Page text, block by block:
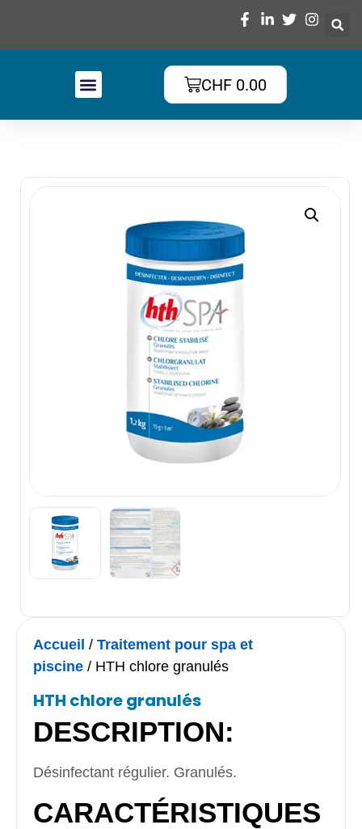
CHF 0.00
Accueil /Traitement pour spa et
piscine / HTH chlore granulés
HTH chlore granulés
DESCRIPTION:
Désinfectant régulier. Granulés.
CARACTÉRISTIQUES